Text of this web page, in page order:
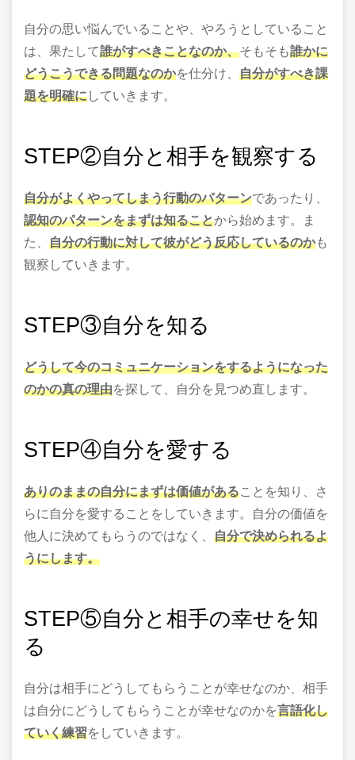
自分の思い悩んでいることや、やろうとしていること
は、果たして誰がすべきことなのか、そもそも誰かに
どうこうできる問題なのかを仕分け、 自分がすべき課
題を明確にしていきます。
STEP②自分と相手を観察する
自分がよくやってしまう行動のパターンであったり、
認知のパターンをまずは知ることから始めます。ま
た、 自分の行動に対して彼がどう反応しているのかも
観察していきます。
STEP③自分を知る
どうして今のコミュニケーションをするようになった
のかの真の理由を探して、自分を見つめ直します。
STEP④自分を愛する
ありのままの自分にまずは価値があることを知り、さ
らに自分を愛することをしていきます。自分の価値を
他人に決めてもらうのではなく、 自分で決められるよ
うにします。
STEP⑤自分と相手の幸せを知
る
自分は相手にどうしてもらうことが幸せなのか、相手
は自分にどうしてもらうことが幸せなのかを言語化し
ていく練習をしていきます。